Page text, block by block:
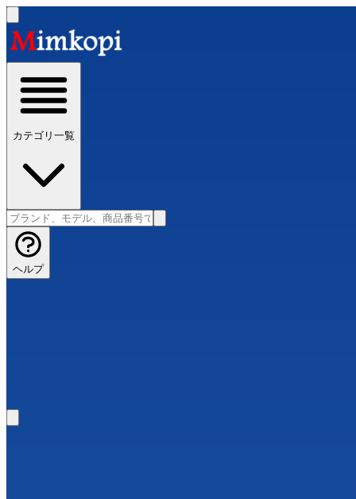
カテゴリ一覧
ヘルプ